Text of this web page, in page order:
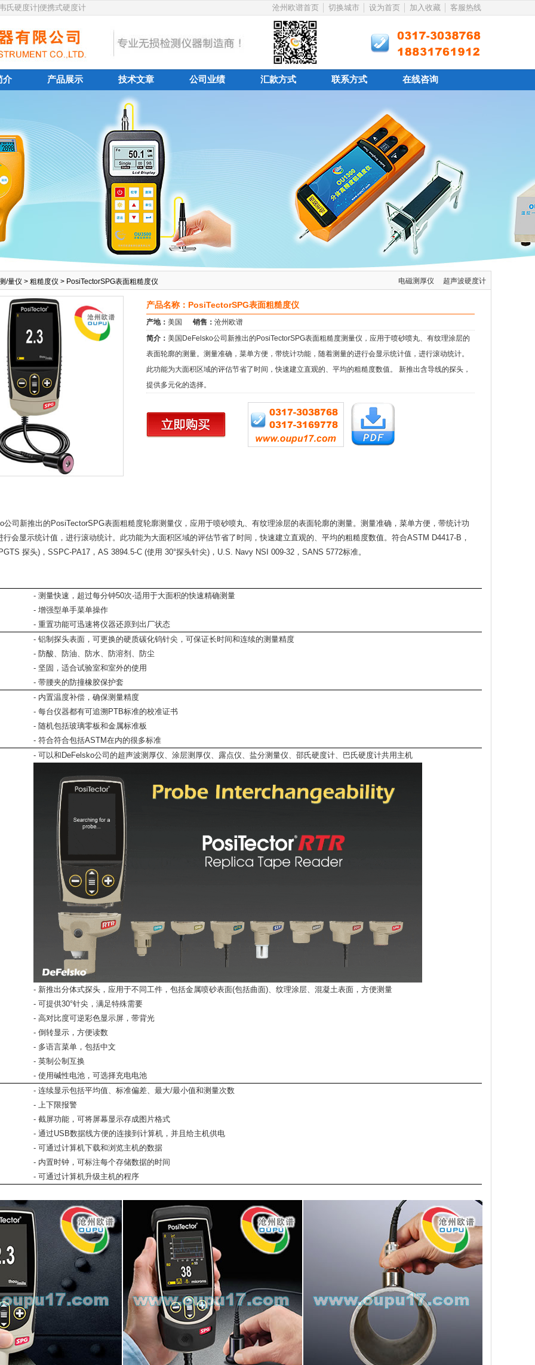
氏硬度计|便携式硬度计 沧州欧谱首页 切换城市 设为首页 加入收藏 客服热线
介 产品展示 技术文章 公司业绩 汇款方式 联系方式 在线咨询
/量仪 > 粗糙度仪 > PosiTectorSPG表面粗糙度仪 电磁测厚仪 超声波硬度计
产品名称：PosiTectorSPG表面粗糙度仪
产地： 美国 销售： 沧州欧谱
简介： 美国DeFelsko公司新推出的PosiTectorSPG表面粗糙度测量仪，应用于喷砂喷丸、有纹理涂层的
表面轮廓的测量。测量准确，菜单方便，带统计功能，随着测量的进行会显示统计值，进行滚动统计。
此功能为大面积区域的评估节省了时间，快速建立直观的、平均的粗糙度数值。 新推出含导线的探头，
提供多元化的选择。
新推出的PosiTectorSPG表面粗糙度轮廓测量仪，应用于喷砂喷丸、有纹理涂层的表面轮廓的测量。测量准确，菜单方便，带统计功
行会显示统计值，进行滚动统计。此功能为大面积区域的评估节省了时间，快速建立直观的、平均的粗糙度数值。符合ASTM D4417-B，
探头)，SSPC-PA17，AS 3894.5-C (使用 30°探头针尖)，U.S. Navy NSI 009-32，SANS 5772标准。
- 测量快速，超过每分钟50次-适用于大面积的快速精确测量
- 增强型单手菜单操作
- 重置功能可迅速将仪器还原到出厂状态
- 铝制探头表面，可更换的硬质碳化钨针尖，可保证长时间和连续的测量精度
- 防酸、防油、防水、防溶剂、防尘
- 坚固，适合试验室和室外的使用
- 带腰夹的防撞橡胶保护套
- 内置温度补偿，确保测量精度
- 每台仪器都有可追溯PTB标准的校准证书
- 随机包括玻璃零板和金属标准板
- 符合符合包括ASTM在内的很多标准
- 可以和DeFelsko公司的超声波测厚仪、涂层测厚仪、露点仪、盐分测量仪、邵氏硬度计、巴氏硬度计共用主机
- 新推出分体式探头，应用于不同工件，包括金属喷砂表面(包括曲面)、纹理涂层、混凝土表面，方便测量
- 可提供30°针尖，满足特殊需要
- 高对比度可逆彩色显示屏，带背光
- 倒转显示，方便读数
- 多语言菜单，包括中文
- 英制公制互换
- 使用碱性电池，可选择充电电池
- 连续显示包括平均值、标准偏差、最大/最小值和测量次数
- 上下限报警
- 截屏功能，可将屏幕显示存成图片格式
- 通过USB数据线方便的连接到计算机，并且给主机供电
- 可通过计算机下载和浏览主机的数据
- 内置时钟，可标注每个存储数据的时间
- 可通过计算机升级主机的程序